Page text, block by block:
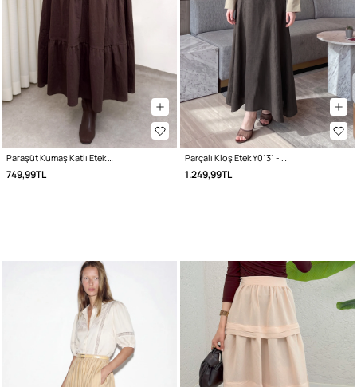
Paraşüt Kumaş Katlı Etek 0052 - KAHVERENGİ
749,99TL
Parçalı Kloş Etek Y0131 - ACI KAHVE
1.249,99TL